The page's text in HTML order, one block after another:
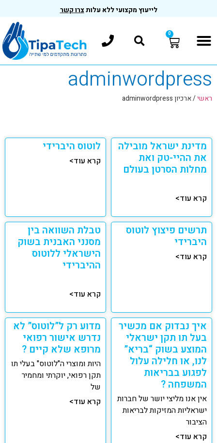
לייעוץ מקצועי ללא עלותצרו קשר
0
adminwordpress
ראשי/ארכיון adminwordpress
מדינת ישראל מובילה
את ההיי-טק ואת
מחלות הסרטן בעולם
קרא עוד>
לוטוס היברידי
קרא עוד>
תרשים פיצוץ לוטוס
היברידי
קרא עוד>
טבלת השוואה בין
מסנני האבנית בשוק
הישראלי ללוטוס
ההיברידי
קרא עוד>
איך נבדוק אם מכשיר
בעל תו תקן ישראלי
המוצע בשוק “בריא”
לנו, או חלילה עלול
לפגוע בבריאות
המשפחה ?
אין אנו מליצי יושר של חברות
ישראליות המזיקות לבריאות
הציבור
קרא עוד>
מדוע רק ל”לוטוס” לא
נדרש אישור רפואי
מרופא שלא קיים ?
היות ומוצרי ה"לוטוס" בעלי תו
תקן רפואי, יוקרתי ומחמיר
של
קרא עוד>